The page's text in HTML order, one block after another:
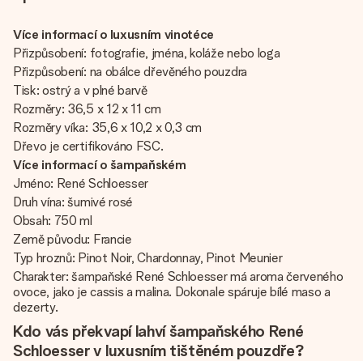
Více informací o luxusním vinotéce
Přizpůsobení: fotografie, jména, koláže nebo loga
Přizpůsobení: na obálce dřevěného pouzdra
Tisk: ostrý a v plné barvě
Rozměry: 36,5 x 12 x 11 cm
Rozměry víka: 35,6 x 10,2 x 0,3 cm
Dřevo je certifikováno FSC.
Více informací o šampaňském
Jméno: René Schloesser
Druh vína: šumivé rosé
Obsah: 750 ml
Země původu: Francie
Typ hroznů: Pinot Noir, Chardonnay, Pinot Meunier
Charakter: šampaňské René Schloesser má aroma červeného
ovoce, jako je cassis a malina. Dokonale spáruje bílé maso a
dezerty.
Kdo vás překvapí lahví šampaňského René
Schloesser v luxusním tištěném pouzdře?